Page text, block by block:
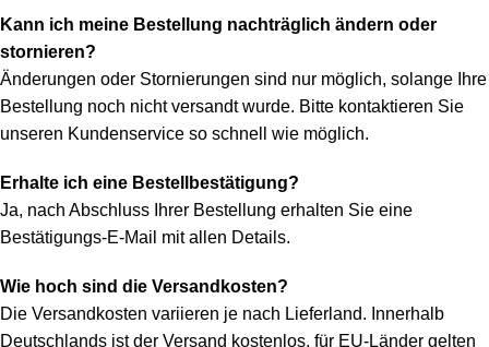
Kann ich meine Bestellung nachträglich ändern oder
stornieren?
Änderungen oder Stornierungen sind nur möglich, solange Ihre
Bestellung noch nicht versandt wurde. Bitte kontaktieren Sie
unseren Kundenservice so schnell wie möglich.
Erhalte ich eine Bestellbestätigung?
Ja, nach Abschluss Ihrer Bestellung erhalten Sie eine
Bestätigungs-E-Mail mit allen Details.
Wie hoch sind die Versandkosten?
Die Versandkosten variieren je nach Lieferland. Innerhalb
Deutschlands ist der Versand kostenlos, für EU-Länder gelten